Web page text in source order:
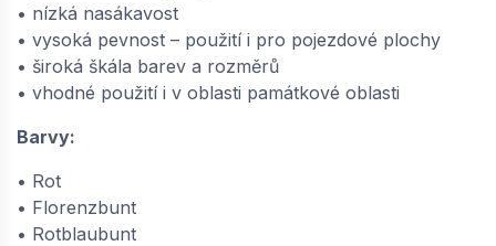
• nízká nasákavost
• vysoká pevnost – použití i pro pojezdové plochy
• široká škála barev a rozměrů
• vhodné použití i v oblasti památkové oblasti
Barvy:
• Rot
• Florenzbunt
• Rotblaubunt